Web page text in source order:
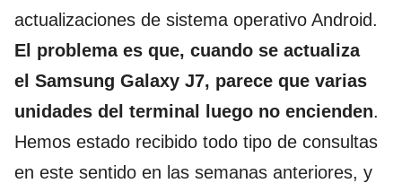
actualizaciones de sistema operativo Android.
El problema es que, cuando se actualiza
el Samsung Galaxy J7, parece que varias
unidades del terminal luego no encienden.
Hemos estado recibido todo tipo de consultas
en este sentido en las semanas anteriores, y